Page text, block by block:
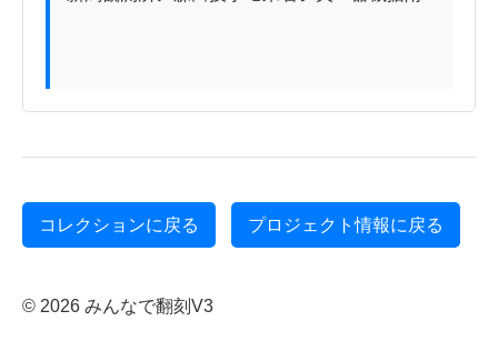
コレクションに戻る プロジェクト情報に戻る
© 2026 みんなで翻刻V3